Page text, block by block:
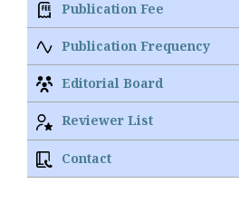
Publication Fee
Publication Frequency
Editorial Board
Reviewer List
Contact